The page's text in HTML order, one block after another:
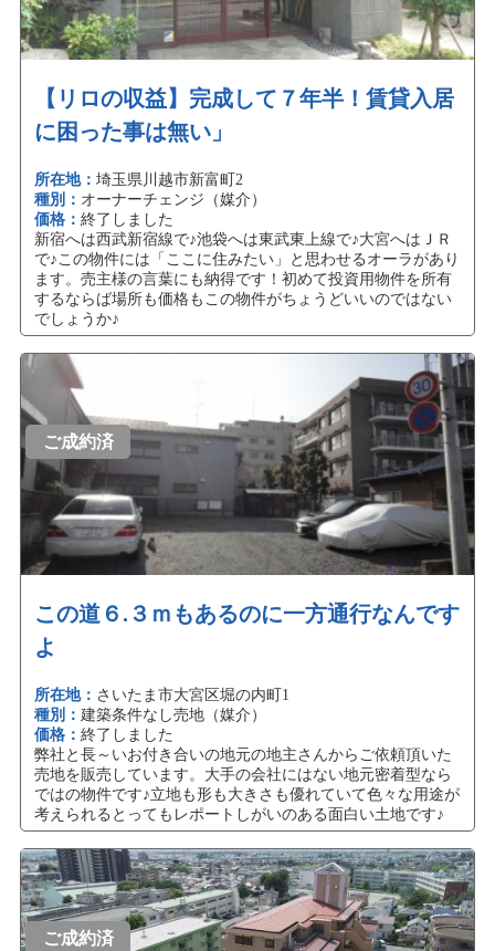
【リロの収益】完成して７年半！賃貸入居
に困った事は無い」
所在地： 埼玉県川越市新富町2
種別： オーナーチェンジ（媒介）
価格： 終了しました
新宿へは西武新宿線で♪池袋へは東武東上線で♪大宮へはＪＲ
で♪この物件には「ここに住みたい」と思わせるオーラがあり
ます。売主様の言葉にも納得です！初めて投資用物件を所有
するならば場所も価格もこの物件がちょうどいいのではない
でしょうか♪
ご成約済
この道６.３ｍもあるのに一方通行なんです
よ
所在地： さいたま市大宮区堀の内町1
種別： 建築条件なし売地（媒介）
価格： 終了しました
弊社と長～いお付き合いの地元の地主さんからご依頼頂いた
売地を販売しています。大手の会社にはない地元密着型なら
ではの物件です♪立地も形も大きさも優れていて色々な用途が
考えられるとってもレポートしがいのある面白い土地です♪
ご成約済